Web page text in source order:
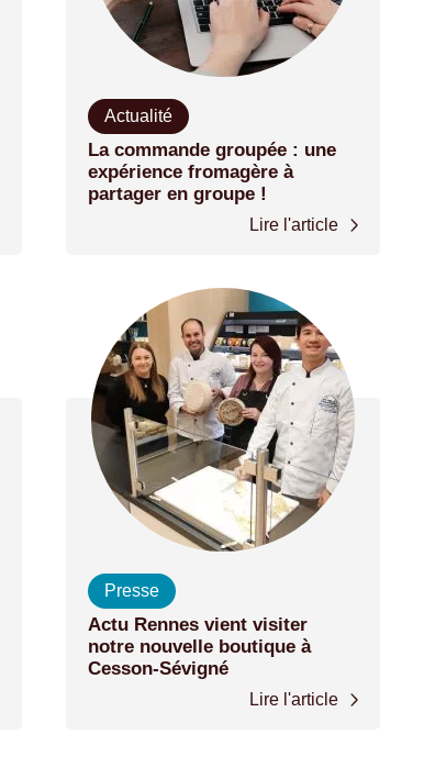
Actualité
La commande groupée : une
expérience fromagère à
partager en groupe !
Lire l'article
Presse
Actu Rennes vient visiter
notre nouvelle boutique à
Cesson-Sévigné
Lire l'article